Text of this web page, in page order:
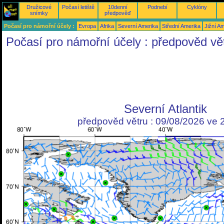
Družicové
snímky
Počasí letiště
10denní
předpověď
Podnebí Cyklóny
Počasí pro námořní účely : Evropa Afrika Severní Amerika Střední Amerika Jižní
Počasí pro námořní účely : předpověd
Severní Atlantik
předpověd větru : 09/08/2026 ve